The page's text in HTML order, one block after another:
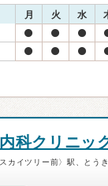
月 火 水
科クリニッ
カイツリー前〉駅、とう